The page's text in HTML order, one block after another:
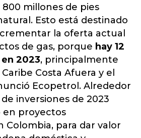
millones de pies
Esto está destinado
la oferta actual
de gas, porque hay 12
2023, principalmente
Costa Afuera y el
Ecopetrol. Alrededor
inversiones de 2023
en proyectos
para dar valor